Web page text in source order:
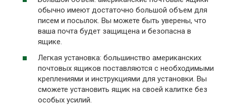
обычно имеют достаточно большой объем для
писем и посылок. Вы можете быть уверены, что
ваша почта будет защищена и безопасна в
ящике.
Легкая установка: большинство американских
почтовых ящиков поставляются с необходимыми
креплениями и инструкциями для установки. Вы
сможете установить ящик на своей калитке без
особых усилий.